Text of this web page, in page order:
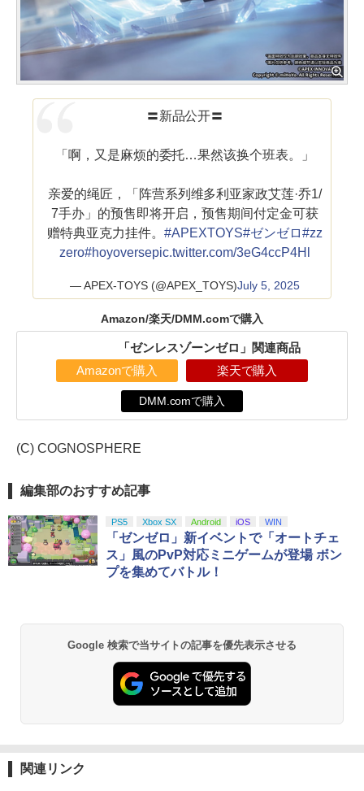
〓新品公开〓
「啊，又是麻烦的委托…果然该换个班表。」
亲爱的绳匠，「阵营系列维多利亚家政艾莲·乔1/
7手办」的预售即将开启，预售期间付定金可获
赠特典亚克力挂件。#APEXTOYS#ゼンゼロ#zz
zero#hoyoversepic.twitter.com/3eG4ccP4Hl
— APEX-TOYS (@APEX_TOYS)July 5, 2025
Amazon/楽天/DMM.comで購入
「ゼンレスゾーンゼロ」関連商品
Amazonで購入 楽天で購入
DMM.comで購入
(C) COGNOSPHERE
編集部のおすすめ記事
PS5 Xbox SX Android iOS WIN
「ゼンゼロ」新イベントで「オートチェ
ス」風のPvP対応ミニゲームが登場 ボン
プを集めてバトル！
Google 検索で当サイトの記事を優先表示させる
関連リンク